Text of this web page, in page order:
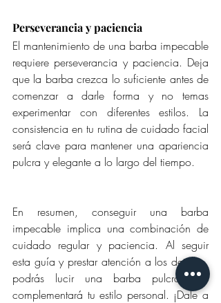
Perseverancia y paciencia
El mantenimiento de una barba impecable
requiere perseverancia y paciencia. Deja
que la barba crezca lo suficiente antes de
comenzar a darle forma y no temas
experimentar con diferentes estilos. La
consistencia en tu rutina de cuidado facial
será clave para mantener una apariencia
pulcra y elegante a lo largo del tiempo.
En resumen, conseguir una barba
impecable implica una combinación de
cuidado regular y paciencia. Al seguir
esta guía y prestar atención a los detalles,
podrás lucir una barba pulcra que
complementará tu estilo personal. ¡Dale a